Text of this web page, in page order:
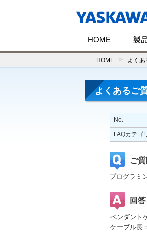
HOME 製
HOME よくあ
よくあるご
No.
FAQカテゴ
ご
プログラミ
回答
ペンダント
ケーブル長